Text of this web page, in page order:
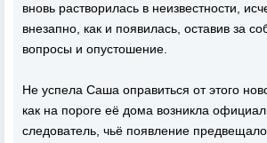
вновь растворилась в неизвестности,
внезапно, как и появилась, оставив за
вопросы и опустошение.
Не успела Саша оправиться от этого
как на пороге её дома возникла
следователь, чьё появление